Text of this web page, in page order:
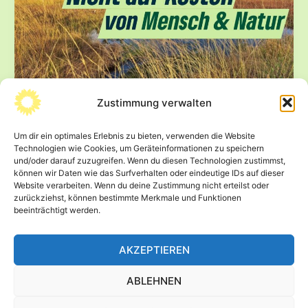
Zustimmung verwalten
Um dir ein optimales Erlebnis zu bieten, verwenden die Website
Technologien wie Cookies, um Geräteinformationen zu speichern
und/oder darauf zuzugreifen. Wenn du diesen Technologien zustimmst,
können wir Daten wie das Surfverhalten oder eindeutige IDs auf dieser
Website verarbeiten. Wenn du deine Zustimmung nicht erteilst oder
zurückziehst, können bestimmte Merkmale und Funktionen
beeinträchtigt werden.
AKZEPTIEREN
ABLEHNEN
Lithium-Förderung im Osterzgebirge –
Rohstoffen nicht auf Kosten unserer
Natur
16. Oktober 2025
Dresden. Im Osterzgebirge soll ab 2030 Lithium
gefördert werden. Die Fraktion BÜNDNIS 90/DIE
GRÜNEN im Sächsischen Landtag hat deshalb einen […]